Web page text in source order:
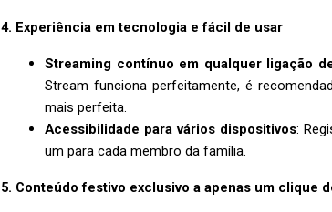
4. Experiência em tecnologia e fácil de usar
Streaming contínuo em qualquer ligação
Stream funciona perfeitamente, é
mais perfeita.
Acessibilidade para vários dispositivos:
um para cada membro da família.
5. Conteúdo festivo exclusivo a apenas um clique